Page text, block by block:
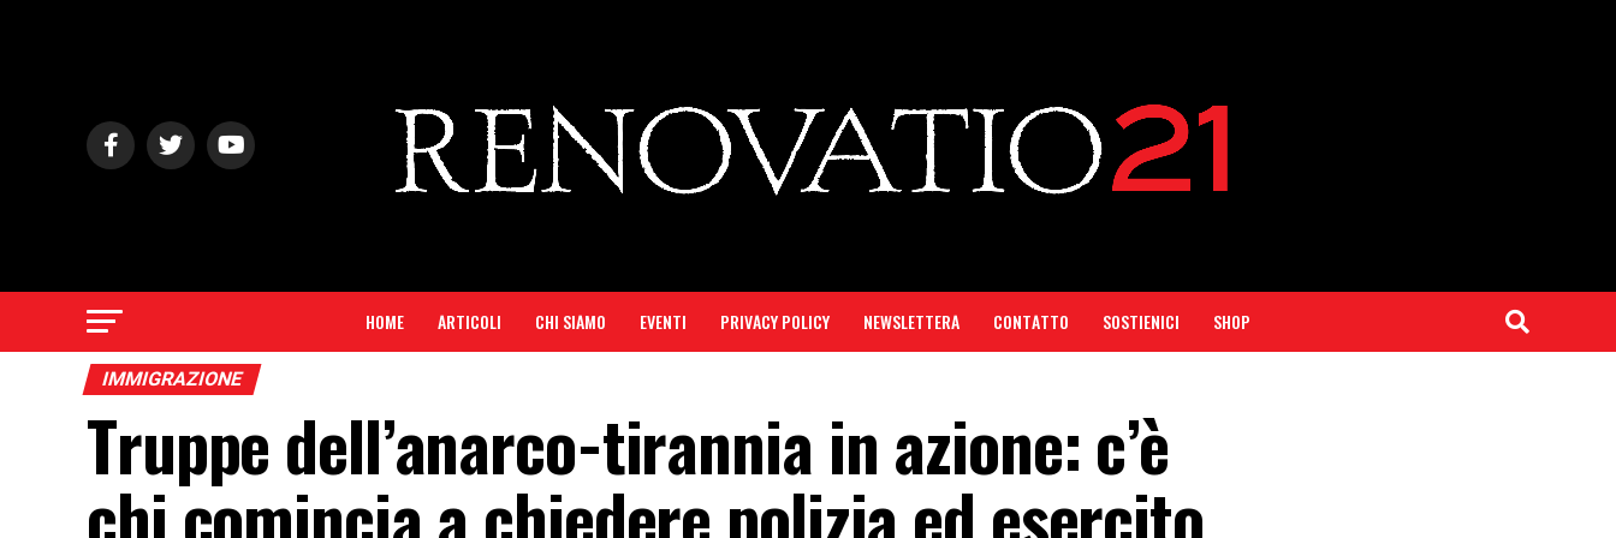
HOME ARTICOLI CHI SIAMO EVENTI PRIVACY POLICY NEWSLETTERA CONTATTO SOSTIENICI SHOP
IMMIGRAZIONE
Truppe dell’anarco-tirannia in azione: c’è
chi comincia a chiedere polizia ed esercito